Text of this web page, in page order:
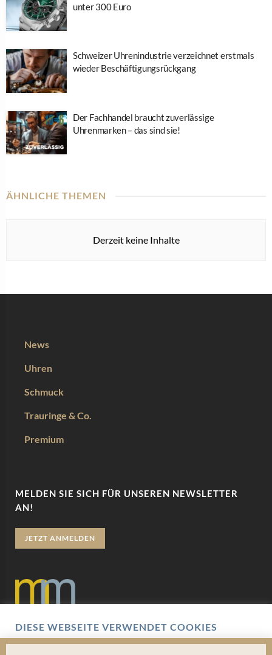
unter 300 Euro
Schweizer Uhrenindustrie verzeichnet erstmals
wieder Beschäftigungsrückgang
Der Fachhandel braucht zuverlässige
Uhrenmarken – das sind sie!
ÄHNLICHE THEMEN
Derzeit keine Inhalte
News
Uhren
Schmuck
Trauringe & Co.
Premium
MELDEN SIE SICH FÜR UNSEREN NEWSLETTER
AN!
JETZT ANMELDEN
Datenschutz
DIESE WEBSEITE VERWENDET COOKIES
Wir verwenden Cookies um Ihnen eine optimale